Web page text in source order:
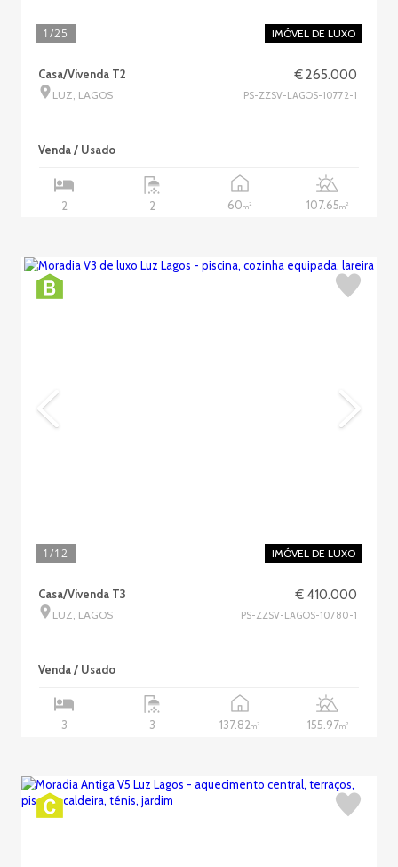
1/25 IMÓVEL DE LUXO
Casa/Vivenda T2
LUZ, LAGOS
€ 265.000
PS-ZZSV-LAGOS-10772-1
Venda / Usado
2 2 60m2 107.65m2
1/12 IMÓVEL DE LUXO
Casa/Vivenda T3
LUZ, LAGOS
€ 410.000
PS-ZZSV-LAGOS-10780-1
Venda / Usado
3 3 137.82m2 155.97m2